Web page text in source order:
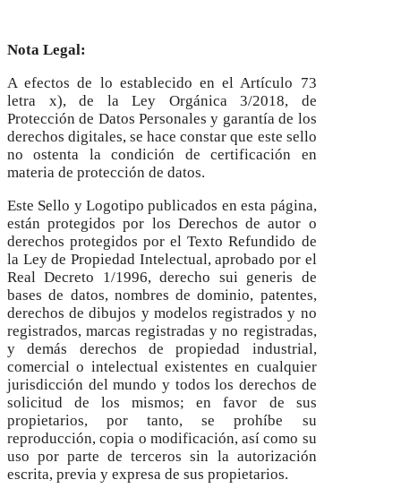
Nota Legal:
A efectos de lo establecido en el Artículo 73
letra x), de la Ley Orgánica 3/2018, de
Protección de Datos Personales y garantía de los
derechos digitales, se hace constar que este sello
no ostenta la condición de certificación en
materia de protección de datos.
Este Sello y Logotipo publicados en esta página,
están protegidos por los Derechos de autor o
derechos protegidos por el Texto Refundido de
la Ley de Propiedad Intelectual, aprobado por el
Real Decreto 1/1996, derecho sui generis de
bases de datos, nombres de dominio, patentes,
derechos de dibujos y modelos registrados y no
registrados, marcas registradas y no registradas,
y demás derechos de propiedad industrial,
comercial o intelectual existentes en cualquier
jurisdicción del mundo y todos los derechos de
solicitud de los mismos; en favor de sus
propietarios, por tanto, se prohíbe su
reproducción, copia o modificación, así como su
uso por parte de terceros sin la autorización
escrita, previa y expresa de sus propietarios.